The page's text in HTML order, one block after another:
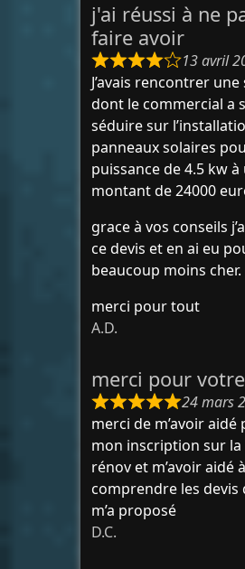
j'ai réussi à ne
faire avoir
13 avril
J’avais rencontrer
dont le commercial a
séduire sur
panneaux solaires
puissance de 4.5 kw à
montant de 24000
grace à vos conseils
ce devis et en ai eu
beaucoup moins cher.
merci pour tout
A.D.
merci pour
24 mars
merci de m’avoir
mon inscription sur
rénov et m’avoir aidé à
comprendre les devis
m’a proposé
D.C.